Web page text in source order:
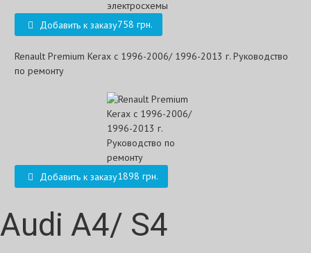
Добавить к заказу758 грн.
Renault Premium Kerax с 1996-2006/ 1996-2013 г. Руководство
по ремонту
Добавить к заказу1898 грн.
Audi A4/ S4